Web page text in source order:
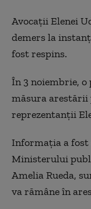
Avocaţii Elenei
demers la
fost respins.
În 3 noiembrie,
măsura arestării
reprezentanţii
Informaţia a fost
Ministerului
Amelia Rueda,
va rămâne în